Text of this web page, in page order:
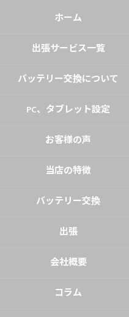
ホーム
出張サービス一覧
バッテリー交換について
PC、タブレット設定
お客様の声
当店の特徴
バッテリー交換
出張
会社概要
コラム